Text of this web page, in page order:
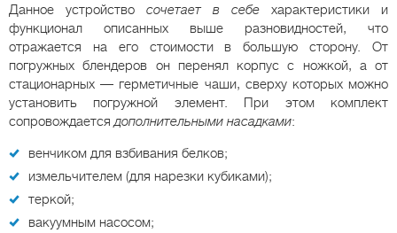
Данное устройство сочетает в себе характеристики и
функционал описанных выше разновидностей, что
отражается на его стоимости в большую сторону. От
погружных блендеров он перенял корпус с ножкой, а от
стационарных — герметичные чаши, сверху которых можно
установить погружной элемент. При этом комплект
сопровождаетсядополнительными насадками:
венчиком для взбивания белков;
измельчителем (для нарезки кубиками);
теркой;
вакуумным насосом;